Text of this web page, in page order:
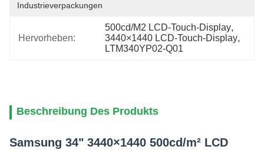
Industrieverpackungen
Hervorheben:
500cd/M2 LCD-Touch-Display,
3440×1440 LCD-Touch-Display,
LTM340YP02-Q01
Beschreibung Des Produkts
Samsung 34" 3440×1440 500cd/m² LCD